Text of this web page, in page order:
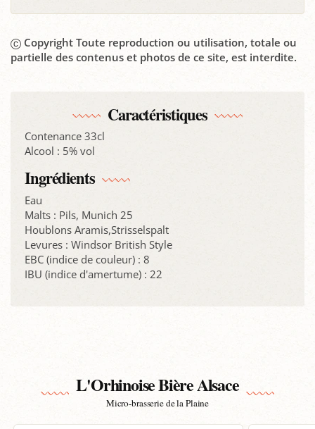
Copyright Toute reproduction ou utilisation, totale ou
partielle des contenus et photos de ce site, est interdite.
Caractéristiques
Contenance 33cl
Alcool : 5% vol
Ingrédients
Eau
Malts : Pils, Munich 25
Houblons Aramis,Strisselspalt
Levures : Windsor British Style
EBC (indice de couleur) : 8
IBU (indice d'amertume) : 22
L'Orhinoise Bière Alsace
Micro-brasserie de la Plaine